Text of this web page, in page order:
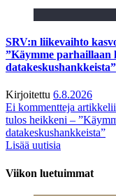
SRV:n liikevaihto
”Käymme parhaillaan
datakeskushankkeista”
Kirjoitettu 6.8.2026
Ei kommentteja
tulos heikkeni –
datakeskushankkeista”
Lisää uutisia
Viikon luetuimmat